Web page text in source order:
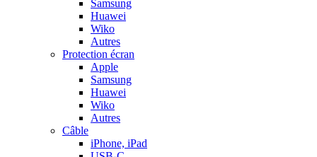
Samsung
Huawei
Wiko
Autres
Protection écran
Apple
Samsung
Huawei
Wiko
Autres
Câble
iPhone, iPad